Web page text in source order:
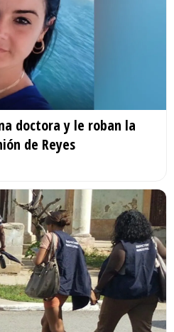
doctora y le roban la
de Reyes